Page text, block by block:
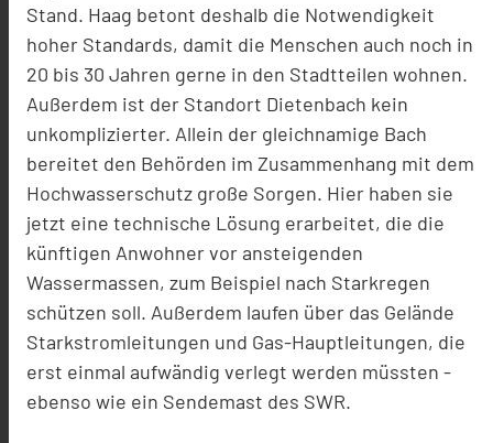
Stand. Haag betont deshalb die Notwendigkeit
hoher Standards, damit die Menschen auch noch in
20 bis 30 Jahren gerne in den Stadtteilen wohnen.
Außerdem ist der Standort Dietenbach kein
unkomplizierter. Allein der gleichnamige Bach
bereitet den Behörden im Zusammenhang mit dem
Hochwasserschutz große Sorgen. Hier haben sie
jetzt eine technische Lösung erarbeitet, die die
künftigen Anwohner vor ansteigenden
Wassermassen, zum Beispiel nach Starkregen
schützen soll. Außerdem laufen über das Gelände
Starkstromleitungen und Gas-Hauptleitungen, die
erst einmal aufwändig verlegt werden müssten -
ebenso wie ein Sendemast des SWR.